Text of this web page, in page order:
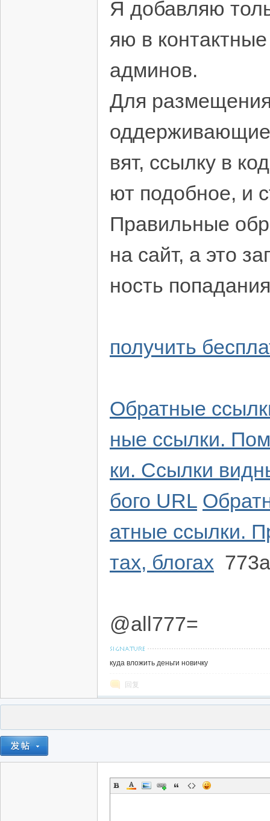
Я добавляю
яю в
админов.
Для
оддерживающие
вят, ссылку в
ют подобное, и
Правильные
на сайт, а это
ность
получить
Обратные
ные ссылки.
ки. Cсылки
бого URL
атные ссылки.
тах, блогах
@all777=
куда вложить деньги новичку
回复